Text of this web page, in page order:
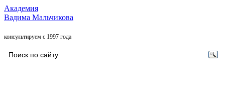
Академия
Вадима Мальчикова
консультируем с 1997 года